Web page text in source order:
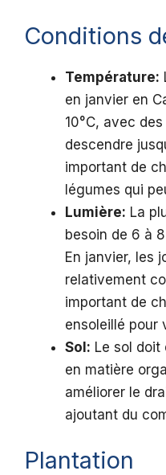
Conditions
Température:
en janvier en
10°C, avec
descendre
important de
légumes qui
Lumière: La
besoin de 6 à
En janvier, les
relativement
important de
ensoleillé pour
Sol: Le sol
en matière
améliorer le
ajoutant du
Plantation